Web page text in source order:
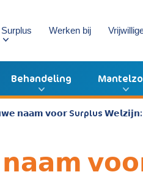
Werken bij
Behandeling
𝗻𝗮𝗮𝗺 𝘃𝗼𝗼𝗿 Surplus